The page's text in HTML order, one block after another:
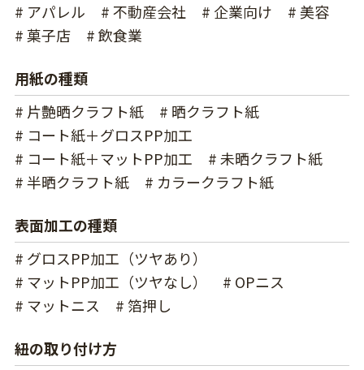
# アパレル
# 不動産会社 # 企業向け
# 美容
# 菓子店
# 飲食業
用紙の種類
# 片艶晒クラフト紙
# 晒クラフト紙
# コート紙＋グロスPP加工
# コート紙＋マットPP加工
# 未晒クラフト紙
# 半晒クラフト紙
# カラークラフト紙
表面加工の種類
# グロスPP加工（ツヤあり）
# マットPP加工（ツヤなし）
# OPニス
# マットニス
# 箔押し
紐の取り付け方